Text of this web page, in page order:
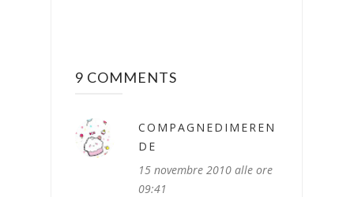
9 COMMENTS
COMPAGNEDIMEREN
DE
15 novembre 2010 alle ore
09:41